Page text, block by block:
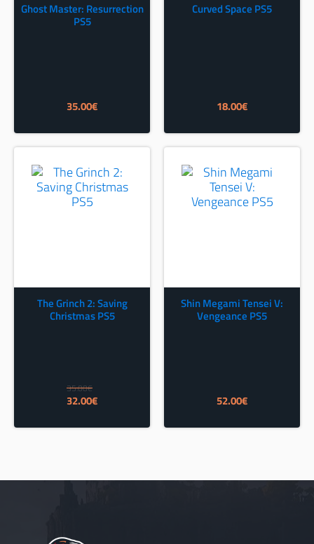
Ghost Master: Resurrection
PS5
35.00€
Curved Space PS5
18.00€
The Grinch 2: Saving
Christmas PS5
35.00€
Izvorna
bila
32.00€Trenutna
je:
Shin Megami Tensei V:
Vengeance PS5
52.00€